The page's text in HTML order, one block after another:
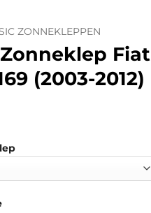
ZONNEKLEPPEN
Fiat
(2003-2012)